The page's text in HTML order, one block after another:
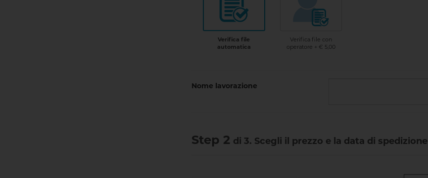
Verifica file
automatica
Verifica file con
operatore + € 5,00
Nome lavorazione
Step 2 di 3. Scegli il prezzo e la data di spedizione